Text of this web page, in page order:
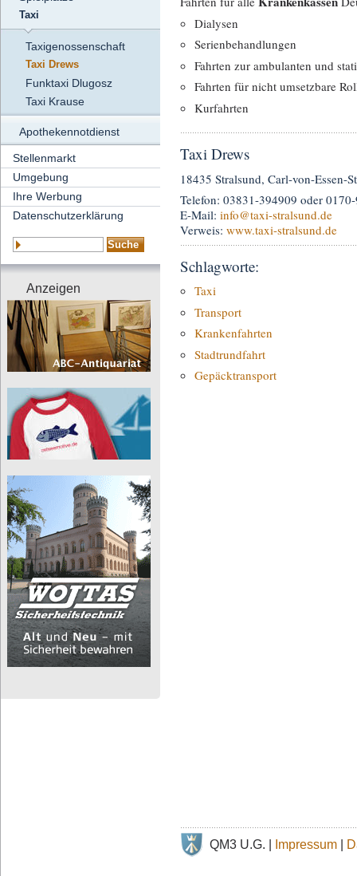
Taxi
Taxigenossenschaft
Taxi Drews
Funktaxi Dlugosz
Taxi Krause
Apothekennotdienst
Stellenmarkt
Umgebung
Ihre Werbung
Datenschutzerklärung
Anzeigen
Dialysen
Serienbehandlungen
Fahrten zur ambulanten und
Fahrten für nicht umsetzbare
Kurfahrten
Taxi Drews
18435 Stralsund, Carl-von-Essen-
Telefon: 03831-394909 oder
E-Mail: info@taxi-stralsund.de
Verweis: www.taxi-stralsund.de
Schlagworte:
Taxi
Transport
Krankenfahrten
Stadtrundfahrt
Gepäcktransport
QM3 U.G. | Impressum